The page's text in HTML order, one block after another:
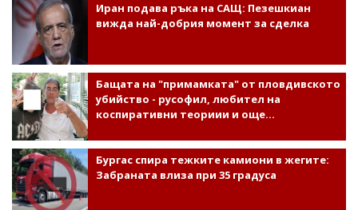
Иран подава ръка на САЩ: Пезешкиан
вижда най-добрия момент за сделка
Бащата на "примамката" от пловдивското
убийство - русофил, любител на
коспиративни теориии и още...
Бургас спира тежките камиони в жегите:
Забраната влиза при 35 градуса